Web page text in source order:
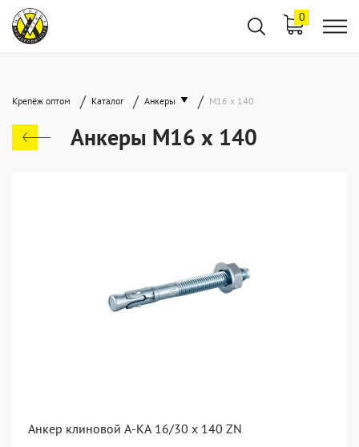
0
Крепёж оптом / Каталог / Анкеры / М16 х 140
Анкеры М16 х 140
Анкер клиновой А-КА 16/30 x 140 ZN